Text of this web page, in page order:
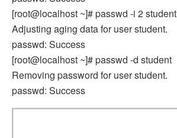
[root@localhost ~]# passwd -i 2 student
Adjusting aging data for user student.
passwd: Success
[root@localhost ~]# passwd -d student
Removing password for user student.
passwd: Success